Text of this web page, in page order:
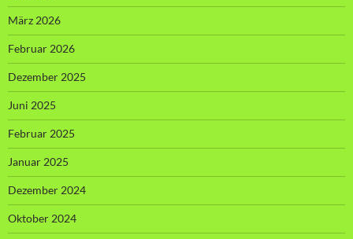
März 2026
Februar 2026
Dezember 2025
Juni 2025
Februar 2025
Januar 2025
Dezember 2024
Oktober 2024